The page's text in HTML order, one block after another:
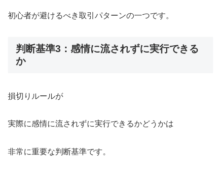
初心者が避けるべき取引パターンの一つです。
判断基準3：感情に流されずに実行できる
か
損切りルールが
実際に感情に流されずに実行できるかどうかは
非常に重要な判断基準です。